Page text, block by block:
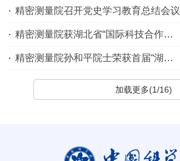
精密测量院召开党史学习教育总结会议
精密测量院获湖北省“国际科技合作离岸中心”授牌
精密测量院孙和平院士荣获首届“湖北省杰出人才奖”
加载更多(1/16)